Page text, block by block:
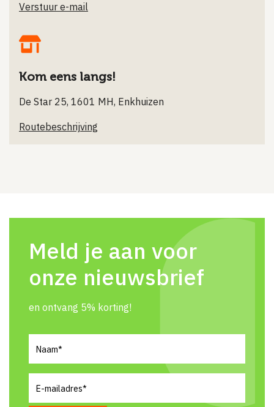
Verstuur e-mail
Kom eens langs!
De Star 25, 1601 MH, Enkhuizen
Routebeschrijving
Meld je aan voor
onze nieuwsbrief
en ontvang 5% korting!
mailadres(Vereist)